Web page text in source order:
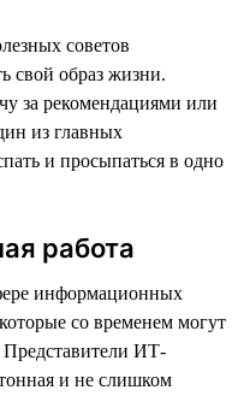
советов
свой образ жизни.
за рекомендациями или
из главных
и просыпаться в одно
работа
информационных
со временем могут
Представители ИТ-
и не слишком